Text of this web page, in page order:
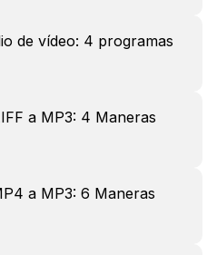
de vídeo: 4 programas
a MP3: 4 Maneras
a MP3: 6 Maneras